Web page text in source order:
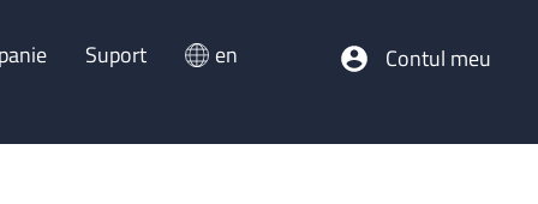
Suport en Contul meu